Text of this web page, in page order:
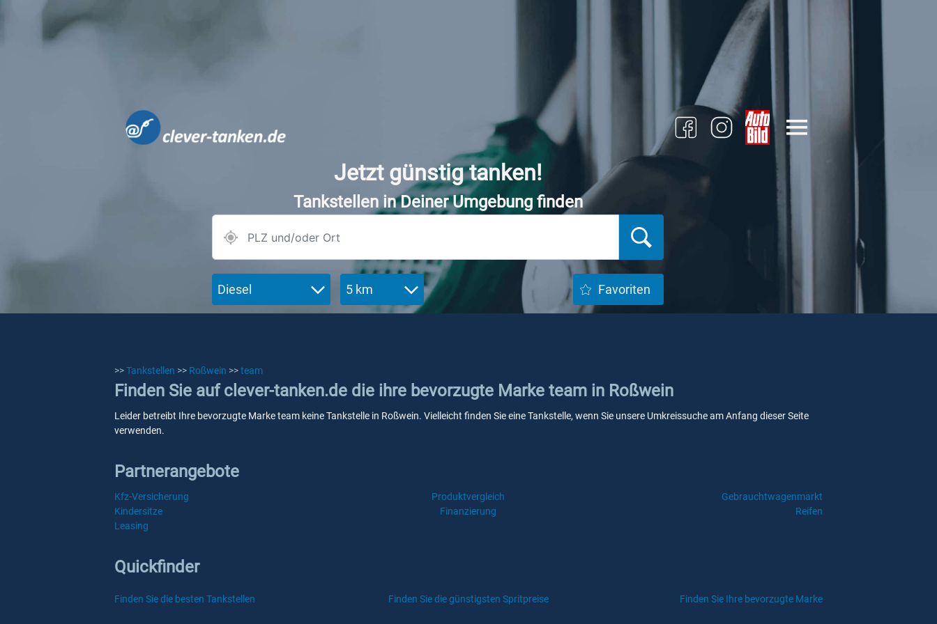
Jetzt günstig tanken!
Tankstellen in Deiner Umgebung finden
Diesel 5 km Favoriten
>>Tankstellen >> Roßwein >>team
Finden Sie auf clever-tanken.de die ihre bevorzugte Marke team in Roßwein
Leider betreibt Ihre bevorzugte Marke team keine Tankstelle in Roßwein. Vielleicht finden Sie eine Tankstelle, wenn Sie unsere Umkreissuche am Anfang dieser Seite
verwenden.
Partnerangebote
Kfz-Versicherung Produktvergleich
Gebrauchtwagenmarkt
Kindersitze
Finanzierung
Reifen
Leasing
Quickfinder
Finden Sie die besten Tankstellen Finden Sie die günstigsten Spritpreise Finden Sie Ihre bevorzugte Marke